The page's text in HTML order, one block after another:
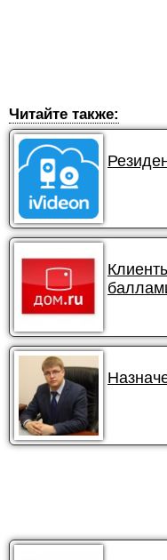
Читайте также: